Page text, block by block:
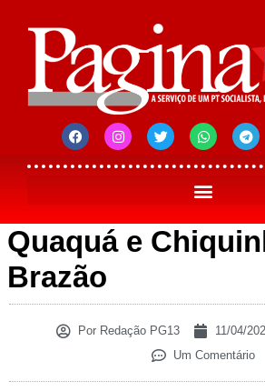
Quaquá e
Brazão
Por Redação PG13 11/04/
Um Comentário